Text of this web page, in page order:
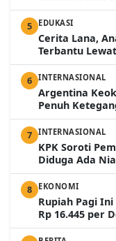
5 EDUKASI
Cerita Lana,
Terbantu
6 INTERNASIONAL
Argentina
Penuh
7 INTERNASIONAL
KPK Soroti
Diduga Ada
8 EKONOMI
Rupiah Pagi
Rp 16.445 per